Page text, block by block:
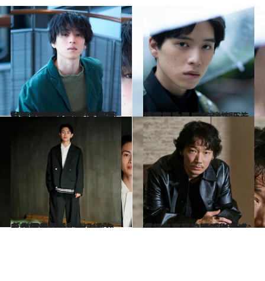
2024.2.9
【初めから読む】「一睡もせず現場に行くことも…」俳優・坂東龍汰の意外と“小心者”な 素顔とは？ 舞台『う蝕』に出演
カルチャー 2022.1.14
「真犯人フラグ」の配送員役で注目 幅広いキャラクターを演じる 演技派・坂東龍汰
カルチャー
2024.1.26
「ゆき兄としてもみんなを支えたかった」8LOOMメンバーの綱啓永が振り返る転機となった作品の“秘話”
カルチャー 2024.1.17
「一気に和山やま作品のとりこに」映画『カラオケ行こ！』で綾野剛が追求した究極の“かみ合わなさ”
カルチャー